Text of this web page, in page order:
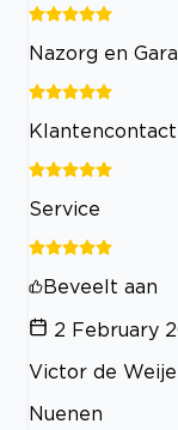
Nazorg en
Klantencontact
Service
Beveelt aan
2 February
Victor de
Nuenen